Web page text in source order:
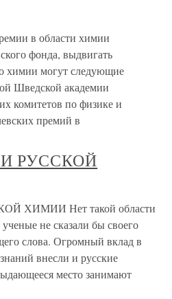
в области химии
фонда, выдвигать
химии могут следующие
Шведской академии
комитетов по физике и
премий в
РУССКОЙ
ХИМИИ Нет такой области
не сказали бы своего
слова. Огромный вклад в
внесли и русские
место занимают